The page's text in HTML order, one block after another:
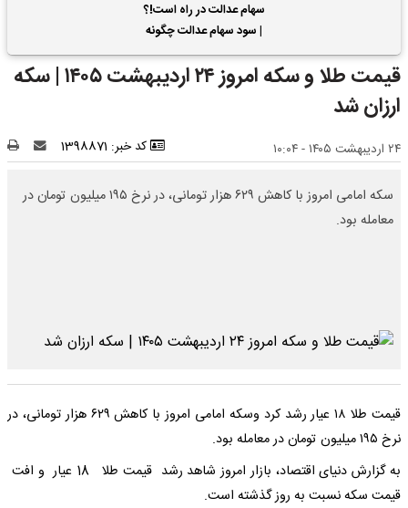
سهام عدالت در راه است!؟
| سود سهام عدالت چگونه
محاسبه می شود؟
قیمت طلا و سکه امروز‌ ۲۴ اردیبهشت ۱۴۰۵ | سکه
ارزان شد
۲۴ اردیبهشت ۱۴۰۵ - ۱۰:۰۴ کد خبر: 1398871
سکه امامی امروز با کاهش ۶۲۹ هزار تومانی، در نرخ ۱۹۵ میلیون تومان در
معامله بود.
قیمت طلا ۱۸ عیار رشد کرد و‌سکه امامی امروز با کاهش ۶۲۹ هزار تومانی، در
نرخ ۱۹۵ میلیون تومان در معامله بود.
به گزارش دنیای اقتصاد، بازار امروز شاهد رشد قیمت طلا 18 عیار و افت
قیمت سکه نسبت به روز گذشته است.